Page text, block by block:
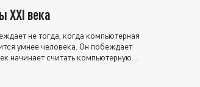
XXI века
не тогда, когда компьютерная
умнее человека. Он побеждает
начинает считать компьютерную